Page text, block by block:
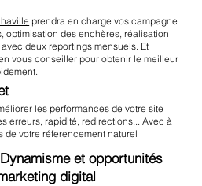
prendra en charge vos campagne
optimisation des enchères, réalisation
deux reportings mensuels. Et
vous conseiller pour obtenir le meilleur
les performances de votre site
erreurs, rapidité, redirections... Avec à
votre réferencement naturel
et opportunités
digital